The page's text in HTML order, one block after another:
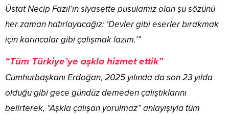
Üstat Necip Fazıl’ın siyasette pusulamız olan şu sözünü
her zaman hatırlayacağız: ‘Devler gibi eserler bırakmak
için karıncalar gibi çalışmak lazım.’”
“Tüm Türkiye’ye aşkla hizmet ettik”
Cumhurbaşkanı Erdoğan, 2025 yılında da son 23 yılda
olduğu gibi gece gündüz demeden çalıştıklarını
belirterek, “Aşkla çalışan yorulmaz” anlayışıyla tüm